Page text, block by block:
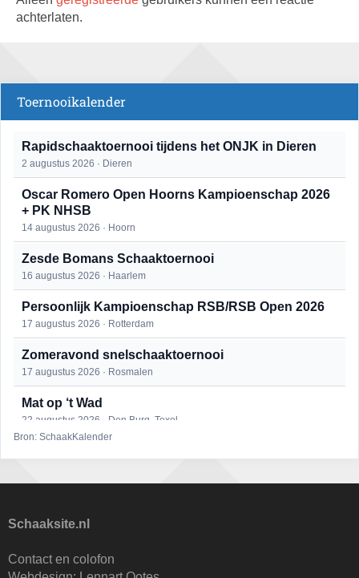
achterlaten.
Toernooikalender
Rapidschaaktoernooi tijdens het ONJK in Dieren
2 augustus 2026 · Dieren
Oscar Romero Open Hoorns Kampioenschap 2026
+ PK NHSB
14 augustus 2026 · Hoorn
Zesde Bomans Schaaktoernooi
16 augustus 2026 · Haarlem
Persoonlijk Kampioenschap RSB/RSB Open 2026
17 augustus 2026 · Rotterdam
Zomeravond snelschaaktoernooi
17 augustus 2026 · Rosmalen
Mat op ‘t Wad
22 augustus 2026 · Den Burg, Texel
22 augustus 2026 · Utrecht
23 augustus 2026 · Utrecht
Bron: SchaakKalender
Schaaksite.nl
Contact en colofon